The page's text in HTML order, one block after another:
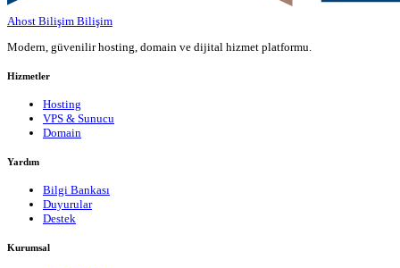
Ahost Bilişim Bilişim
Modern, güvenilir hosting, domain ve dijital hizmet platformu.
Hizmetler
Hosting
VPS & Sunucu
Domain
Yardım
Bilgi Bankası
Duyurular
Destek
Kurumsal